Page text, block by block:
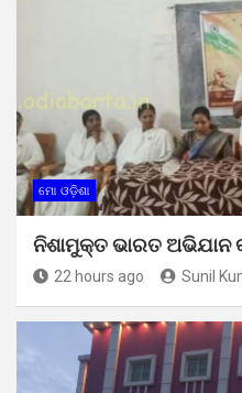
ମୋ ଓଡ଼ିଶା
ନିଶାମୁକ୍ତ ଭାରତ ଅଭିଯାନ
22 hours ago Sunil